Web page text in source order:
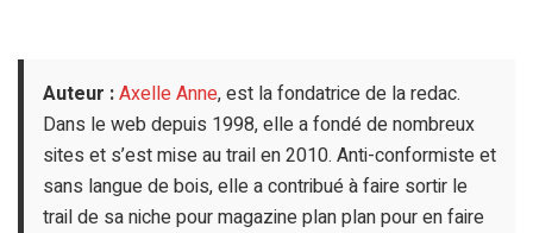
Auteur :Axelle Anne, est la fondatrice de la redac.
Dans le web depuis 1998, elle a fondé de nombreux
sites et s’est mise au trail en 2010. Anti-conformiste et
sans langue de bois, elle a contribué à faire sortir le
trail de sa niche pour magazine plan plan pour en faire